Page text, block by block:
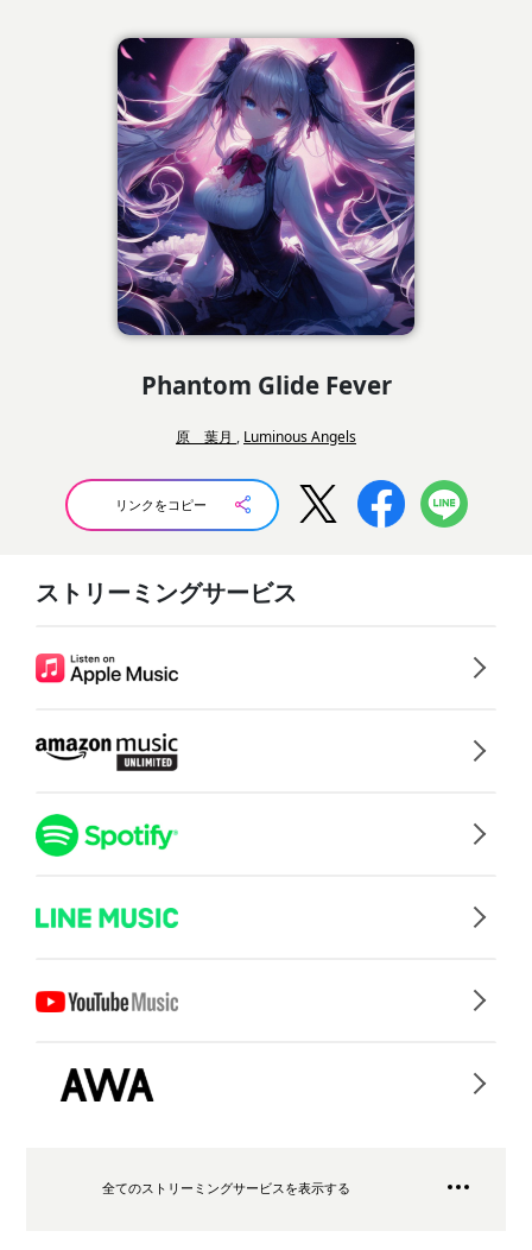
Phantom Glide Fever
原 葉月 , Luminous Angels
リンクをコピー
ストリーミングサービス
全てのストリーミングサービスを表示する